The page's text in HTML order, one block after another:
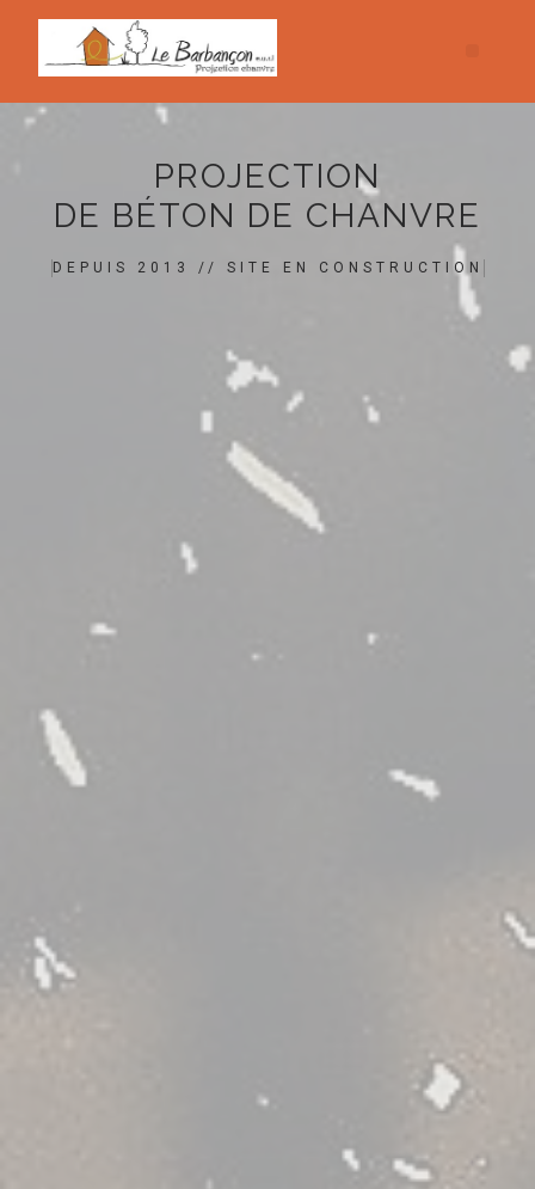
PROJECTION
DE BÉTON DE CHANVRE
DEPUIS 2013 // SITE EN CONSTRUCTION